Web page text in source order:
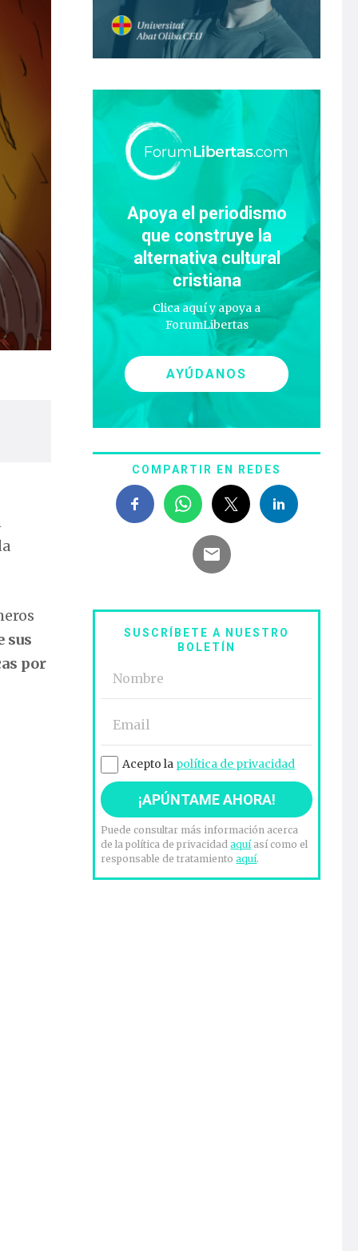
sus
por
Apoya el periodismo
que construye la
alternativa cultural
cristiana
Clica aquí y apoya a
ForumLibertas
AYÚDANOS
COMPARTIR EN REDES
SUSCRÍBETE A NUESTRO
BOLETÍN
Acepto la política de privacidad
Puede consultar más información acerca
de la política de privacidadaquíasí como el
responsable de tratamientoaquí.